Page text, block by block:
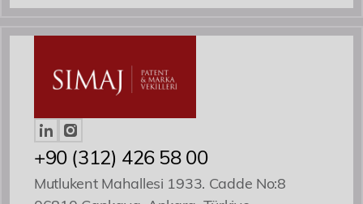
+90 (312) 426 58 00
Mutlukent Mahallesi 1933. Cadde No:8
Yönetici Ortak
Patent ve Marka Vekili
Özgür R. Yörük